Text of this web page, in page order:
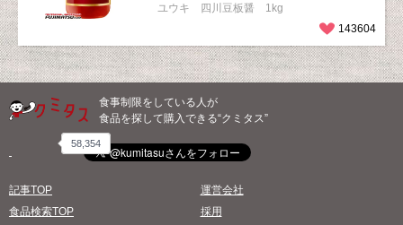
ユウキ 四川豆板醤 1kg
143604
食事制限をしている人が
食品を探して購入できる“クミタス”
58,354
記事TOP
食品検索TOP
運営会社
採用